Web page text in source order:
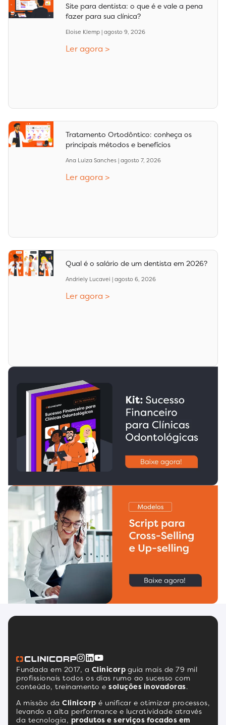
Site para dentista: o que é e vale a pena
fazer para sua clínica?
Eloise Klemp agosto 9, 2026
Ler agora >
Tratamento Ortodôntico: conheça os
principais métodos e benefícios
Ana Luiza Sanches agosto 7, 2026
Ler agora >
Qual é o salário de um dentista em 2026?
Andriely Lucavei agosto 6, 2026
Ler agora >
Fundada em 2017, a Clinicorp guia mais de 79 mil
profissionais todos os dias rumo ao sucesso com
conteúdo, treinamento e soluções inovadoras.
A missão da Clinicorp é unificar e otimizar processos,
levando a alta performance e lucratividade através
da tecnologia, produtos e serviços focados em